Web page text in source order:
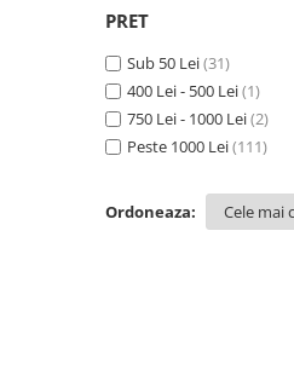
PRET
Sub 50 Lei(31)
400 Lei - 500 Lei(1)
750 Lei - 1000 Lei(2)
Peste 1000 Lei(111)
Ordoneaza: